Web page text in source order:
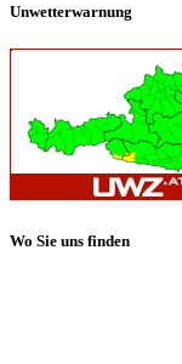
Unwetterwarnung
Wo Sie uns finden